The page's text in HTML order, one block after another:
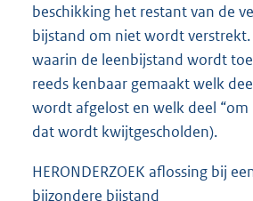
beschikking het restant van de
bijstand om niet wordt
waarin de leenbijstand wordt
reeds kenbaar gemaakt welk
wordt afgelost en welk deel “om
dat wordt kwijtgescholden).
HERONDERZOEK aflossing bij
bijzondere bijstand